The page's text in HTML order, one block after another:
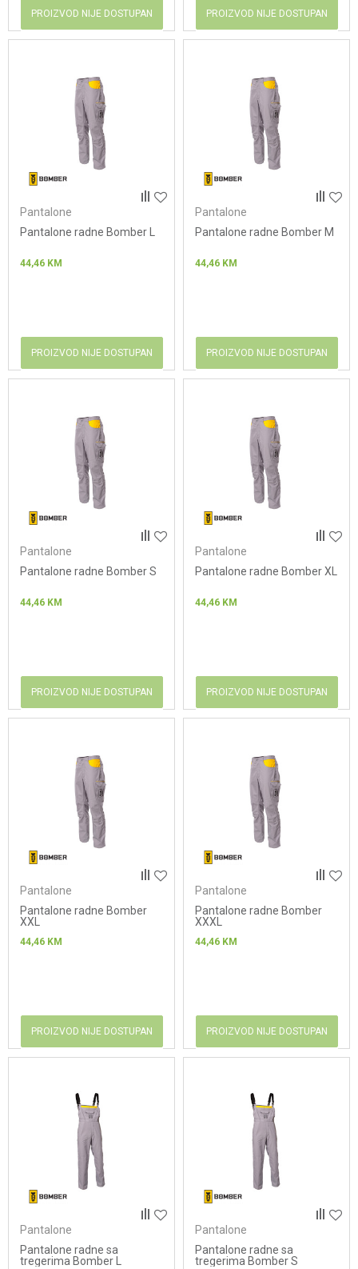
PROIZVOD NIJE DOSTUPAN PROIZVOD NIJE DOSTUPAN
Pantalone
Pantalone radne Bomber L
44,46 KM
PROIZVOD NIJE DOSTUPAN
Pantalone
Pantalone radne Bomber M
44,46 KM
PROIZVOD NIJE DOSTUPAN
Pantalone
Pantalone radne Bomber S
44,46 KM
PROIZVOD NIJE DOSTUPAN
Pantalone
Pantalone radne Bomber XL
44,46 KM
PROIZVOD NIJE DOSTUPAN
Pantalone
Pantalone radne Bomber
XXL
44,46 KM
PROIZVOD NIJE DOSTUPAN
Pantalone
Pantalone radne Bomber
XXXL
44,46 KM
PROIZVOD NIJE DOSTUPAN
Pantalone
Pantalone radne sa
tregerima Bomber L
Pantalone
Pantalone radne sa
tregerima Bomber S